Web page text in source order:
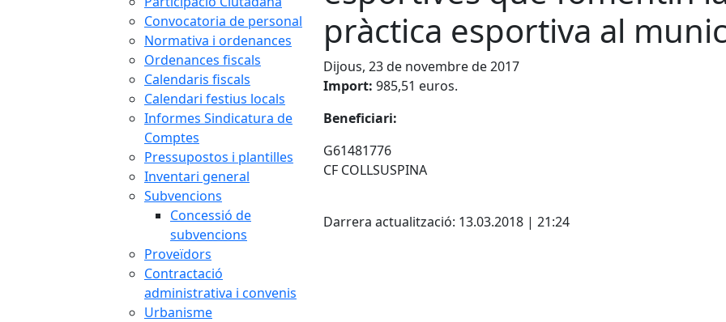
Convocatoria de personal
Normativa i ordenances
Ordenances fiscals
Calendaris fiscals
Calendari festius locals
Informes Sindicatura de
Comptes
Pressupostos i plantilles
Inventari general
Subvencions
Concessió de
subvencions
Proveïdors
Contractació
administrativa i convenis
Urbanisme
pràctica esportiva al
Dijous, 23 de novembre de 2017
Import: 985,51 euros.
Beneficiari:
G61481776
CF COLLSUSPINA
Darrera actualització: 13.03.2018 | 21:24